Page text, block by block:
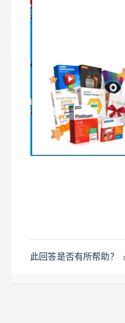
此回答是否有所帮助？